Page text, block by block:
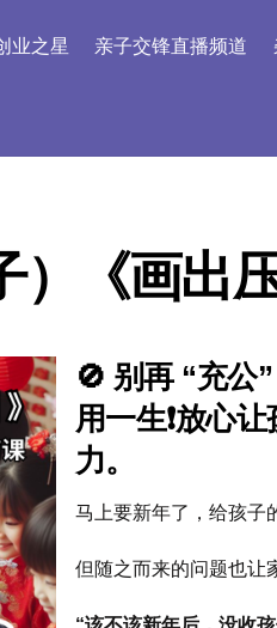
业之星 亲子交锋直播频道
）《画出
🚫 别再 “充公
用一生❗放心
力。
马上要新年了，给孩子
但随之而来的问题也让